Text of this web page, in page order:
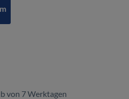
von 7 Werktagen